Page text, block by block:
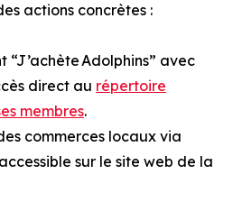
actions concrètes :
Adolphins” avec
direct au répertoire
membres.
commerces locaux via
sur le site web de la